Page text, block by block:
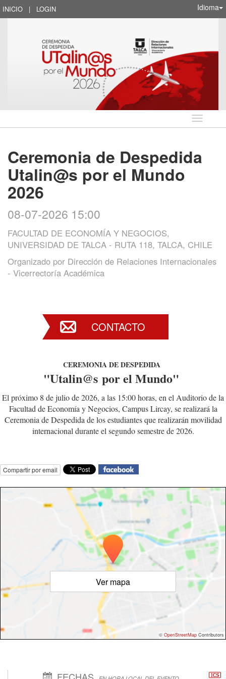
INICIO | LOGIN Idioma
Idioma
Ceremonia de Despedida
Utalin@s por el Mundo
2026
08-07-2026 15:00
FACULTAD DE ECONOMÍA Y NEGOCIOS,
UNIVERSIDAD DE TALCA - RUTA 118, TALCA, CHILE
Organizado por Dirección de Relaciones Internacionales
- Vicerrectoría Académica
CONTACTO
CEREMONIA DE DESPEDIDA
"Utalin@s por el Mundo"
El próximo 8 de julio de 2026, a las 15:00 horas, en el Auditorio de la
Facultad de Economía y Negocios, Campus Lircay, se realizará la
Ceremonia de Despedida de los estudiantes que realizarán movilidad
internacional durante el segundo semestre de 2026.
Compartir por email
Ver mapa
© OpenStreetMap Contributors
FECHAS